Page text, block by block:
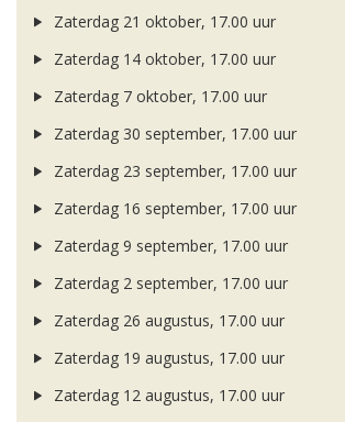
Zaterdag 21 oktober, 17.00 uur
Zaterdag 14 oktober, 17.00 uur
Zaterdag 7 oktober, 17.00 uur
Zaterdag 30 september, 17.00 uur
Zaterdag 23 september, 17.00 uur
Zaterdag 16 september, 17.00 uur
Zaterdag 9 september, 17.00 uur
Zaterdag 2 september, 17.00 uur
Zaterdag 26 augustus, 17.00 uur
Zaterdag 19 augustus, 17.00 uur
Zaterdag 12 augustus, 17.00 uur